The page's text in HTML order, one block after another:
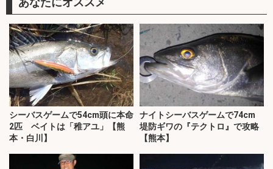
シーバスゲームで54cm頭に本命
2匹 ベイトは「稚アユ」【熊
本・白川】
ナイトシーバスゲームで74cm
堤防ギワの『テクトロ』で攻略
【熊本】